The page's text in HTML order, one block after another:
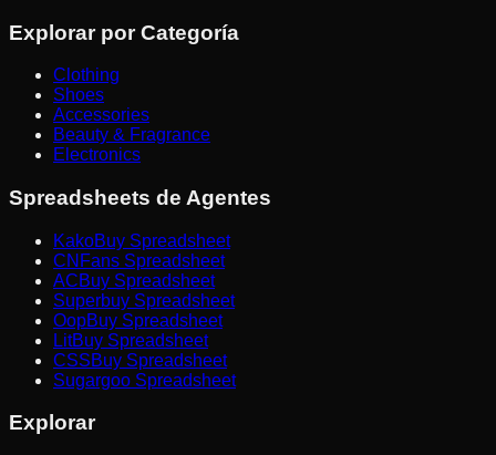
Explorar por Categoría
Clothing
Shoes
Accessories
Beauty & Fragrance
Electronics
Spreadsheets de Agentes
KakoBuy Spreadsheet
CNFans Spreadsheet
ACBuy Spreadsheet
Superbuy Spreadsheet
OopBuy Spreadsheet
LitBuy Spreadsheet
CSSBuy Spreadsheet
Sugargoo Spreadsheet
Explorar